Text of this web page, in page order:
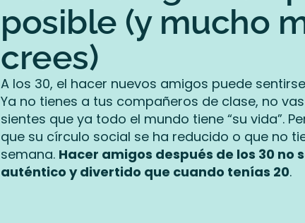
posible (y mucho
crees)
A los 30, el hacer nuevos amigos puede
Ya no tienes a tus compañeros de clase, no
sientes que ya todo el mundo tiene “su vida”.
que su círculo social se ha reducido o que no
semana. Hacer amigos después de los 30 no
auténtico y divertido que cuando tenías 20.